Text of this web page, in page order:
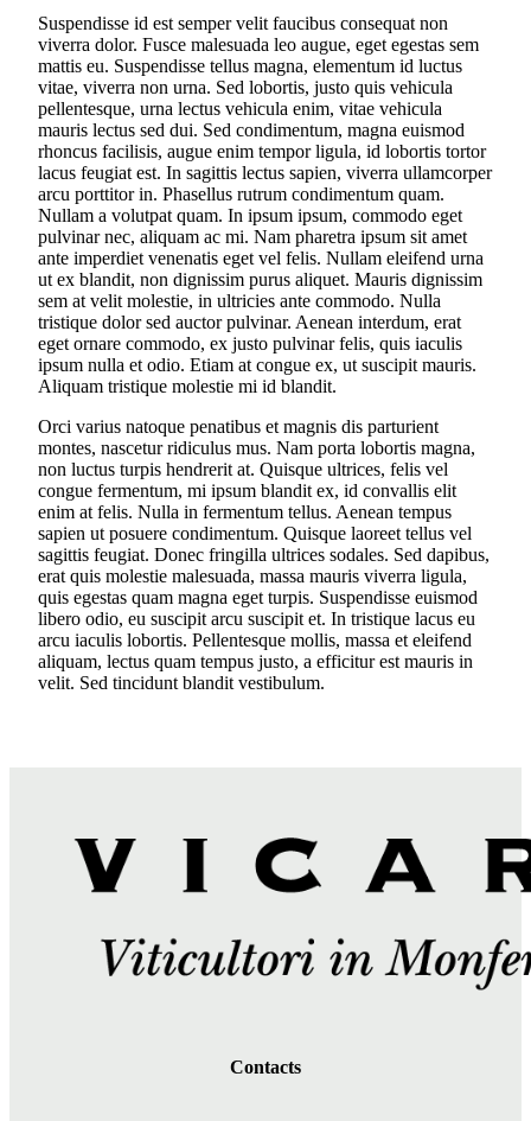
Suspendisse id est semper velit faucibus consequat non
viverra dolor. Fusce malesuada leo augue, eget egestas sem
mattis eu. Suspendisse tellus magna, elementum id luctus
vitae, viverra non urna. Sed lobortis, justo quis vehicula
pellentesque, urna lectus vehicula enim, vitae vehicula
mauris lectus sed dui. Sed condimentum, magna euismod
rhoncus facilisis, augue enim tempor ligula, id lobortis tortor
lacus feugiat est. In sagittis lectus sapien, viverra ullamcorper
arcu porttitor in. Phasellus rutrum condimentum quam.
Nullam a volutpat quam. In ipsum ipsum, commodo eget
pulvinar nec, aliquam ac mi. Nam pharetra ipsum sit amet
ante imperdiet venenatis eget vel felis. Nullam eleifend urna
ut ex blandit, non dignissim purus aliquet. Mauris dignissim
sem at velit molestie, in ultricies ante commodo. Nulla
tristique dolor sed auctor pulvinar. Aenean interdum, erat
eget ornare commodo, ex justo pulvinar felis, quis iaculis
ipsum nulla et odio. Etiam at congue ex, ut suscipit mauris.
Aliquam tristique molestie mi id blandit.
Orci varius natoque penatibus et magnis dis parturient
montes, nascetur ridiculus mus. Nam porta lobortis magna,
non luctus turpis hendrerit at. Quisque ultrices, felis vel
congue fermentum, mi ipsum blandit ex, id convallis elit
enim at felis. Nulla in fermentum tellus. Aenean tempus
sapien ut posuere condimentum. Quisque laoreet tellus vel
sagittis feugiat. Donec fringilla ultrices sodales. Sed dapibus,
erat quis molestie malesuada, massa mauris viverra ligula,
quis egestas quam magna eget turpis. Suspendisse euismod
libero odio, eu suscipit arcu suscipit et. In tristique lacus eu
arcu iaculis lobortis. Pellentesque mollis, massa et eleifend
aliquam, lectus quam tempus justo, a efficitur est mauris in
velit. Sed tincidunt blandit vestibulum.
Contacts